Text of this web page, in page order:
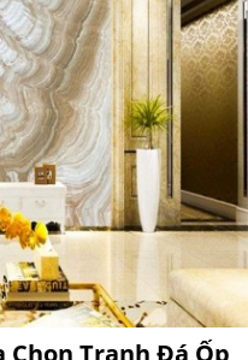
Chọn Tranh Đá Ốp